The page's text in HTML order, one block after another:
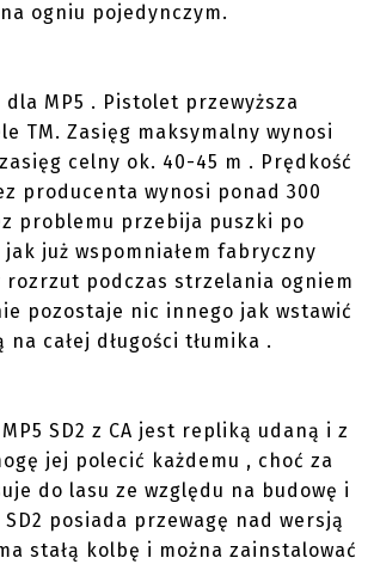
ogniu pojedynczym.
dla MP5 . Pistolet przewyższa
TM. Zasięg maksymalny wynosi
celny ok. 40-45 m . Prędkość
producenta wynosi ponad 300
problemu przebija puszki po
już wspomniałem fabryczny
rozrzut podczas strzelania ogniem
pozostaje nic innego jak wstawić
całej długości tłumika .
SD2 z CA jest repliką udaną i z
jej polecić każdemu , choć za
do lasu ze względu na budowę i
posiada przewagę nad wersją
stałą kolbę i można zainstalować